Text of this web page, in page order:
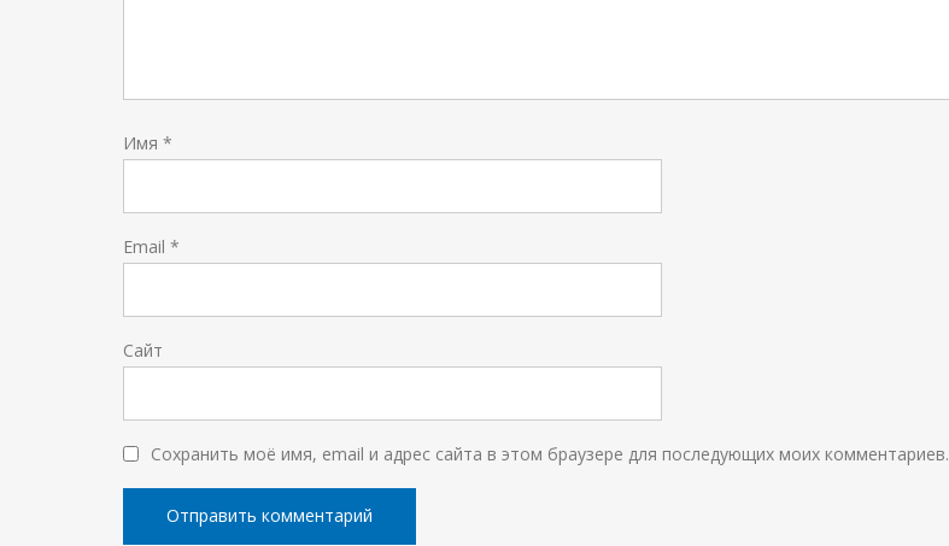
Имя *
Email *
Сайт
Сохранить моё имя, email и адрес сайта в этом браузере для последующих моих комментариев.